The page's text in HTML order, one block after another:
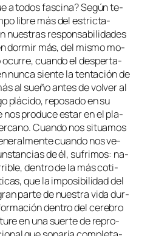
a to­dos fas­ci­na? Según te­
li­bre más del es­tric­ta­
nues­tras res­pon­sa­bi­li­da­des
dor­mir más, del mis­mo mo­
ocu­rre, cuan­do el des­per­ta­
nun­ca sien­te la ten­ta­ción de
al sue­ño an­tes de vol­ver al
plá­ci­do, re­po­sa­do en su
pro­du­ce es­tar en el pla­
Cuando nos si­tua­mos
cuan­do nos ve­
de él, su­fri­mos: na­
den­tro de la más co­ti­
que la im­po­si­bi­li­dad del
par­te de nues­tra vi­da dur­
den­tro del ce­re­bro
en una suer­te de re­pro­